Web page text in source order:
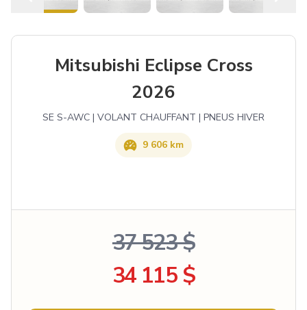
Mitsubishi Eclipse Cross
2026
SE S-AWC | VOLANT CHAUFFANT | PNEUS HIVER
9 606 km
37 523 $
34 115 $